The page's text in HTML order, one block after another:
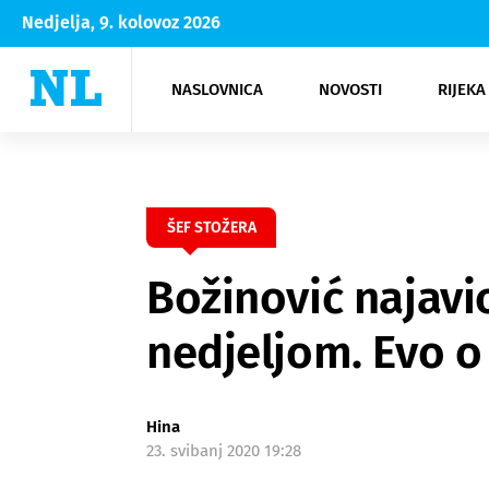
Nedjelja, 9. kolovoz 2026
NASLOVNICA NOVOSTI
Rijeka Opatija
NK
Moda
Kultura
ŠEF STOŽERA
Božinović
nedjeljom. Evo
Hina
23. svibanj 2020 19:28